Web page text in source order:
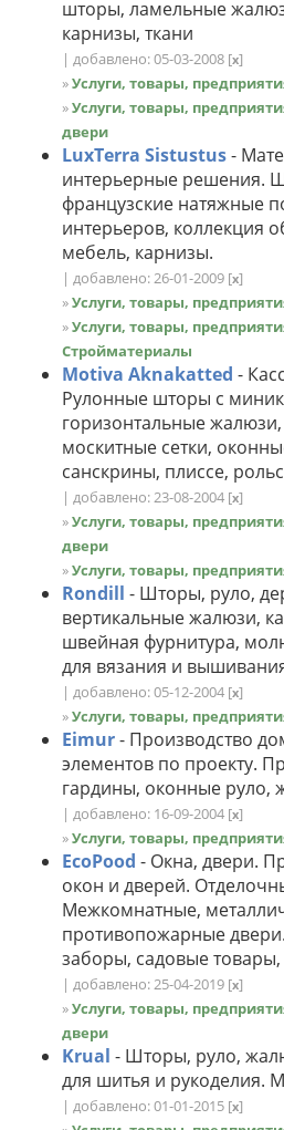
шторы, ламельные
карнизы, ткани
| добавлено: 05-03-2008 [x]
»Услуги, товары,
»Услуги, товары,
двери
LuxTerra Sistustus-
интерьерные решения.
французские натяжные
интерьеров, коллекция
мебель, карнизы.
| добавлено: 26-01-2009 [x]
»Услуги, товары,
»Услуги, товары,
Стройматериалы
Motiva Aknakatted -
Рулонные шторы с
горизонтальные
москитные сетки,
санскрины, плиссе,
| добавлено: 23-08-2004 [x]
»Услуги, товары,
двери
»Услуги, товары,
Rondill - Шторы, руло,
вертикальные жалюзи,
швейная фурнитура,
для вязания и
| добавлено: 05-12-2004 [x]
»Услуги, товары,
Eimur- Производство
элементов по проекту.
гардины, оконные руло,
| добавлено: 16-09-2004 [x]
»Услуги, товары,
EcoPood - Окна, двери.
окон и дверей.
Межкомнатные,
противопожарные
заборы, садовые
| добавлено: 25-04-2019 [x]
»Услуги, товары,
двери
Krual - Шторы, руло,
для шитья и рукоделия.
| добавлено: 01-01-2015 [x]